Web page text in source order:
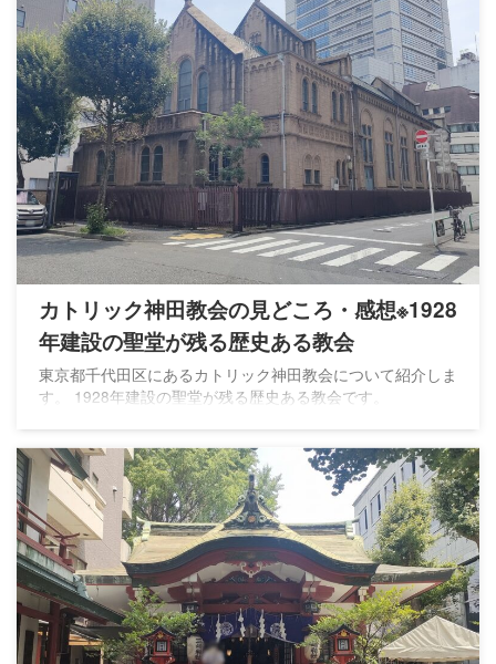
カトリック神田教会の見どころ・感想※1928
年建設の聖堂が残る歴史ある教会
東京都千代田区にあるカトリック神田教会について紹介しま
す。 1928年建設の聖堂が残る歴史ある教会です。